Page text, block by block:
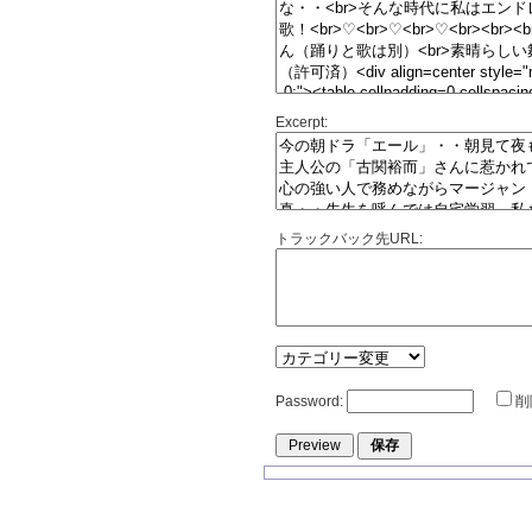
Excerpt:
トラックバック先URL:
Password: